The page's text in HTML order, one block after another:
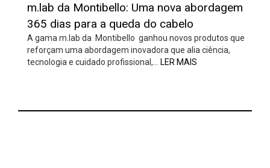
m.lab da Montibello: Uma nova abordagem
365 dias para a queda do cabelo
A gama m.lab da Montibello ganhou novos produtos que
reforçam uma abordagem inovadora que alia ciência,
tecnologia e cuidado profissional,…
LER MAIS